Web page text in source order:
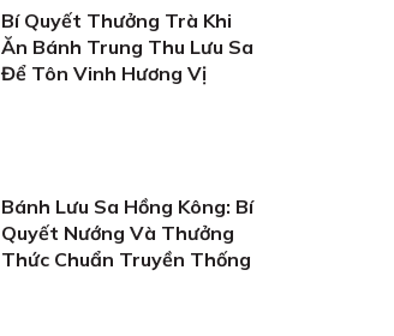
Bí Quyết Thưởng Trà Khi
Ăn Bánh Trung Thu Lưu Sa
Để Tôn Vinh Hương Vị
Bánh Lưu Sa Hồng Kông: Bí
Quyết Nướng Và Thưởng
Thức Chuẩn Truyền Thống